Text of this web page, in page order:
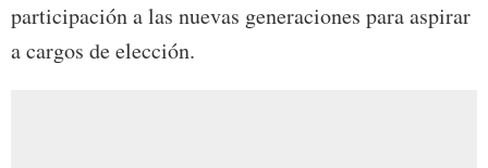
participación a las nuevas generaciones para aspirar
a cargos de elección.